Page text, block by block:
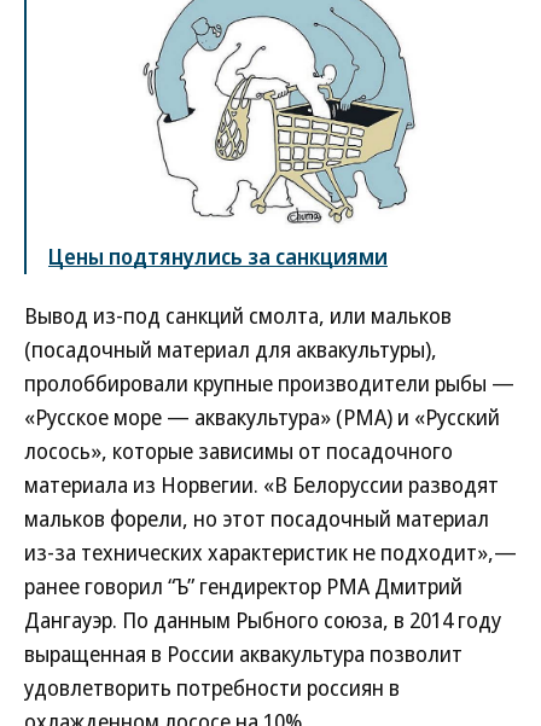
Цены подтянулись за санкциями
Вывод из-под санкций смолта, или мальков
(посадочный материал для аквакультуры),
пролоббировали крупные производители рыбы —
«Русское море — аквакультура» (РМА) и «Русский
лосось», которые зависимы от посадочного
материала из Норвегии. «В Белоруссии разводят
мальков форели, но этот посадочный материал
из-за технических характеристик не подходит»,—
ранее говорил “Ъ” гендиректор РМА Дмитрий
Дангауэр. По данным Рыбного союза, в 2014 году
выращенная в России аквакультура позволит
удовлетворить потребности россиян в